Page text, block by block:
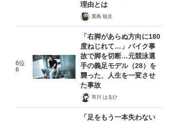
理由とは
黒島 暁生
6位
6
「右脚があらぬ方向に180
度ねじれて…」バイク事
故で脚を切断…元競泳選
手の義足モデル（28）を
襲った、人生を一変させ
た事故
市川 はるひ
「足をもう一本失わない